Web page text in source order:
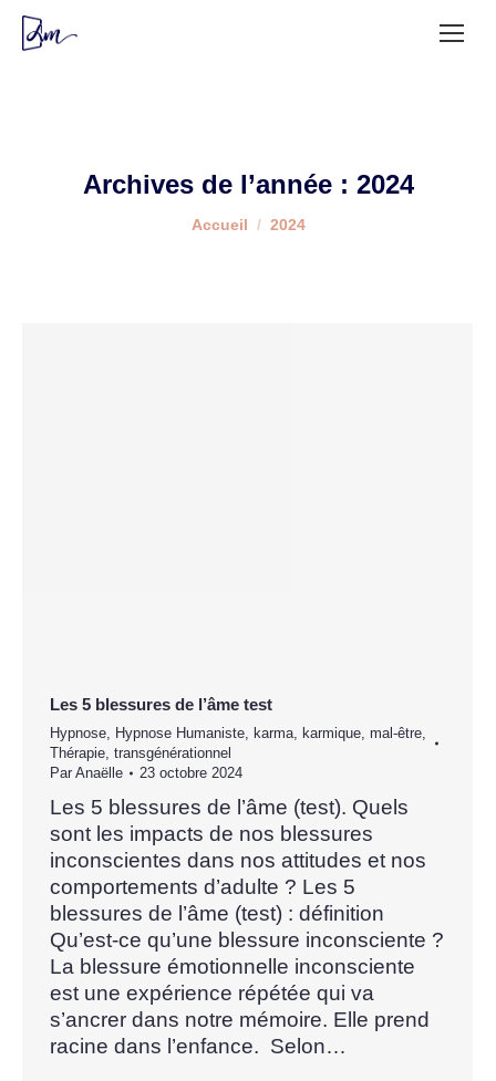
Archives de l’année : 2024
Vous êtes ici :
Accueil 2024
Les 5 blessures de l’âme test
Hypnose Hypnose Humaniste karma karmique mal-être
Thérapie transgénérationnel
Par Anaëlle 23 octobre 2024
Les 5 blessures de l’âme (test). Quels
sont les impacts de nos blessures
inconscientes dans nos attitudes et nos
comportements d’adulte ? Les 5
blessures de l’âme (test) : définition
Qu’est-ce qu’une blessure inconsciente ?
La blessure émotionnelle inconsciente
est une expérience répétée qui va
s’ancrer dans notre mémoire. Elle prend
racine dans l’enfance. Selon…